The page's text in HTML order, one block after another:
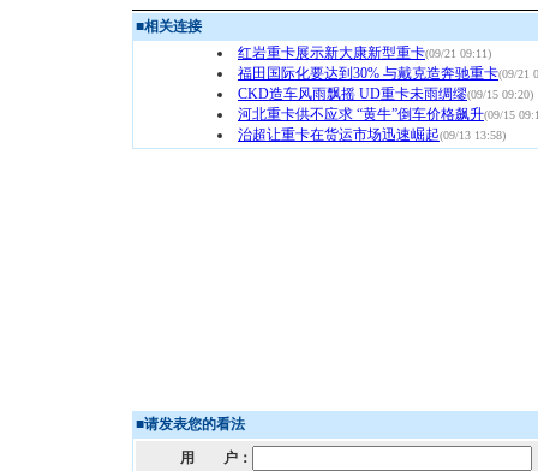
■相关连接
红岩重卡展示新大康新型重卡(09/21 09:11)
福田国际化要达到30% 与戴克造奔驰重卡(09/21
CKD造车风雨飘摇 UD重卡未雨绸缪(09/15 09:20)
河北重卡供不应求 “黄牛”倒车价格飙升(09/15
治超让重卡在货运市场迅速崛起(09/13 13:58)
■请发表您的看法
用 户：